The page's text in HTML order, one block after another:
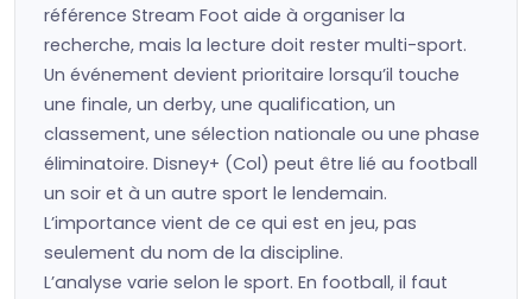
référence Stream Foot aide à organiser la
recherche, mais la lecture doit rester multi-sport.
Un événement devient prioritaire lorsqu’il touche
une finale, un derby, une qualification, un
classement, une sélection nationale ou une phase
éliminatoire. Disney+ (Col) peut être lié au football
un soir et à un autre sport le lendemain.
L’importance vient de ce qui est en jeu, pas
seulement du nom de la discipline.
L’analyse varie selon le sport. En football, il faut